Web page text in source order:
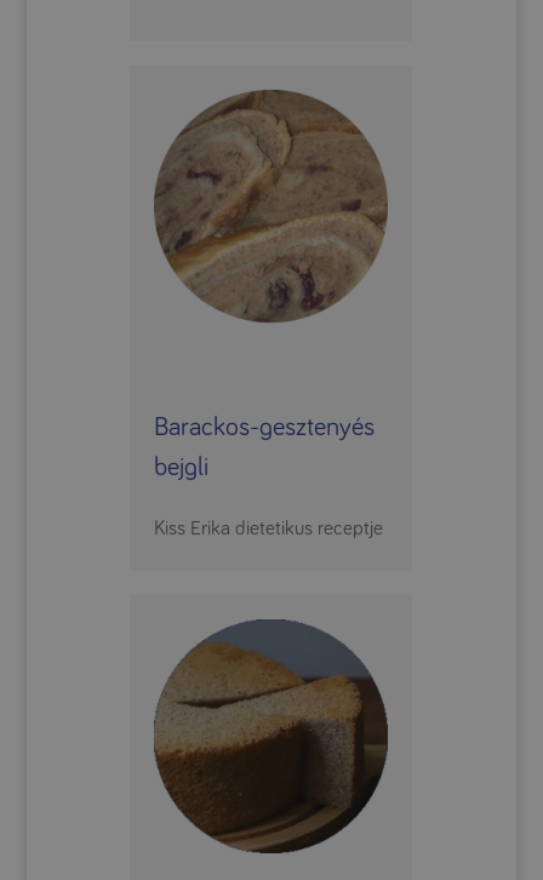
Barackos-gesztenyés
bejgli
Kiss Erika dietetikus receptje